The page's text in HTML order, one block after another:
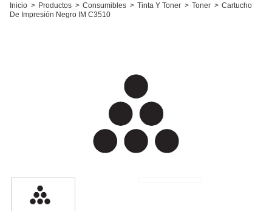
Inicio > Productos > Consumibles > Tinta Y Toner > Toner > Cartucho
De Impresión Negro IM C3510